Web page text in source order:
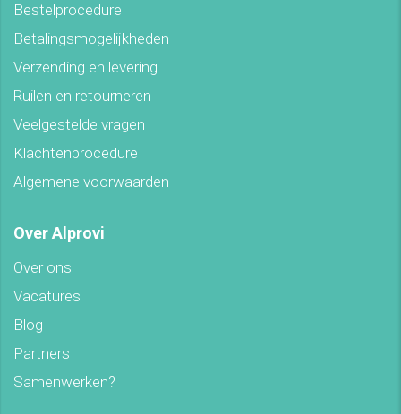
Bestelprocedure
Betalingsmogelijkheden
Verzending en levering
Ruilen en retourneren
Veelgestelde vragen
Klachtenprocedure
Algemene voorwaarden
Over Alprovi
Over ons
Vacatures
Blog
Partners
Samenwerken?